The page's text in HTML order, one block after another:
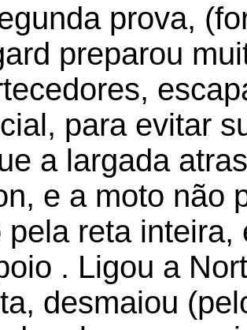
prova,
preparou
para evitar
a largada
e a moto não
pela reta
. Ligou a
desmaiou